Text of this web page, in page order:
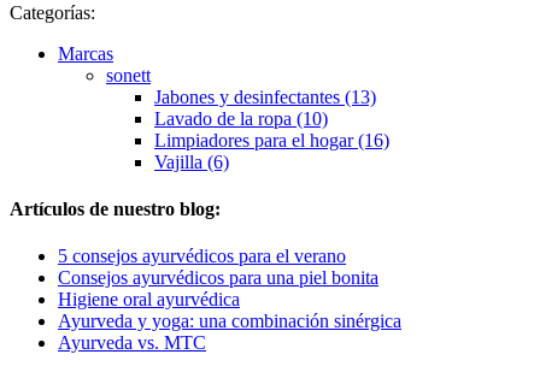
Categorías:
Marcas
sonett
Jabones y desinfectantes (13)
Lavado de la ropa (10)
Limpiadores para el hogar (16)
Vajilla (6)
Artículos de nuestro blog:
5 consejos ayurvédicos para el verano
Consejos ayurvédicos para una piel bonita
Higiene oral ayurvédica
Ayurveda y yoga: una combinación sinérgica
Ayurveda vs. MTC